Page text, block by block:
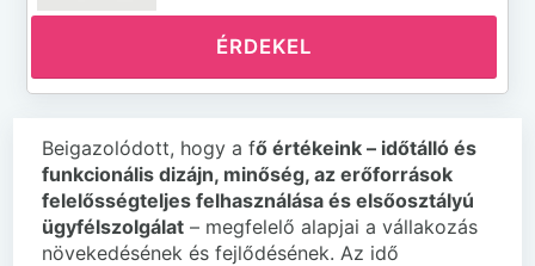
ÉRDEKEL
Beigazolódott, hogy a fő értékeink – időtálló és
funkcionális dizájn, minőség, az erőforrások
felelősségteljes felhasználása és elsőosztályú
ügyfélszolgálat – megfelelő alapjai a vállakozás
növekedésének és fejlődésének. Az idő